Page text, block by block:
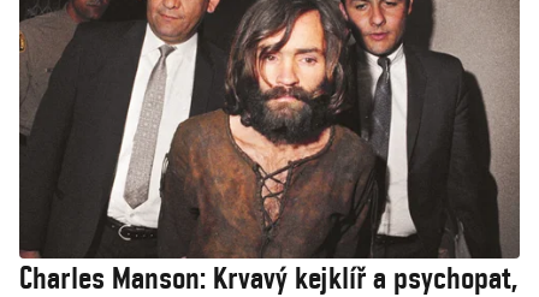
Charles Manson: Krvavý kejklíř a psychopat,